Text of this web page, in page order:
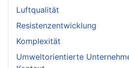
Luftqualität
Resistenzentwicklung
Komplexität
Umweltorientierte